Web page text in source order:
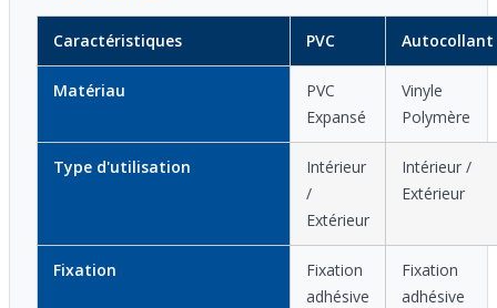
Caractéristiques PVC Autocollant
Matériau
PVC
Expansé
Vinyle
Polymère
Type d'utilisation
Intérieur
/
Extérieur
Intérieur /
Extérieur
Fixation
Fixation
adhésive
Fixation
adhésive